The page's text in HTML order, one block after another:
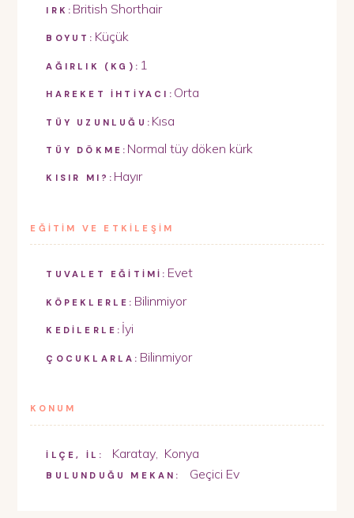
IRK: British Shorthair
BOYUT: Küçük
AĞIRLIK (KG): 1
HAREKET İHTİYACI: Orta
TÜY UZUNLUĞU: Kısa
TÜY DÖKME: Normal tüy döken kürk
KISIR MI?: Hayır
EĞİTİM VE ETKİLEŞİM
TUVALET EĞİTİMİ: Evet
KÖPEKLERLE: Bilinmiyor
KEDİLERLE: İyi
ÇOCUKLARLA: Bilinmiyor
KONUM
İLÇE, İL: Karatay Konya
BULUNDUĞU MEKAN: Geçici Ev